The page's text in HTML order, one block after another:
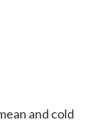
and cold